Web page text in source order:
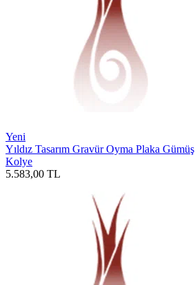
Yeni
Yıldız Tasarım Gravür Oyma Plaka Gümüş
Kolye
5.583,00 TL